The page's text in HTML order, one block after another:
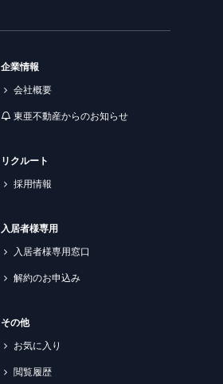
企業情報
会社概要
東亜不動産からのお知らせ
リクルート
採用情報
入居者様専用
入居者様専用窓口
解約のお申込み
その他
お気に入り
閲覧履歴